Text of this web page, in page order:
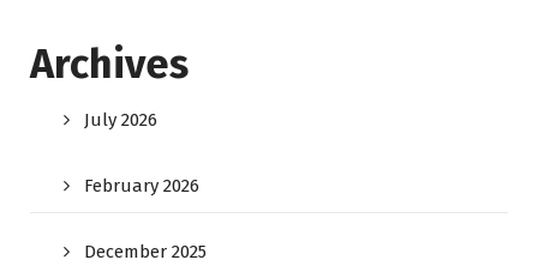
Archives
July 2026
February 2026
December 2025